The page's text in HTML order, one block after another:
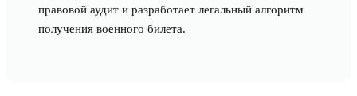
правовой аудит и разработает легальный алгоритм
получения военного билета.